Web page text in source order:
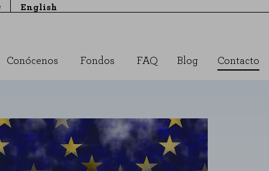
English
Conócenos Fondos FAQ Blog Contacto